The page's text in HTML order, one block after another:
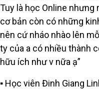
Tuy là học Online
cơ bản còn có những
nên cứ nháo nhào lên
ty của a có nhiều thành
hữu ích như v nữa ạ”
▪️ Học viên Đinh Giang